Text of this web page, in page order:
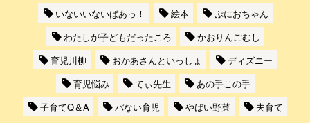
いないいないばあっ！ 絵本
ぷにおちゃん
わたしが子どもだったころ
かおりんごむし
育児川柳
おかあさんといっしょ
ディズニー
育児悩み
てぃ先生
あの手この手
子育てQ＆A
パない育児 やばい野菜 夫育て